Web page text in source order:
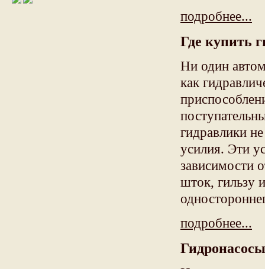
подробнее...
Где купить
Ни один
как
гидравлики
усилия. Эти
зависимости
шток, гильзу
подробнее...